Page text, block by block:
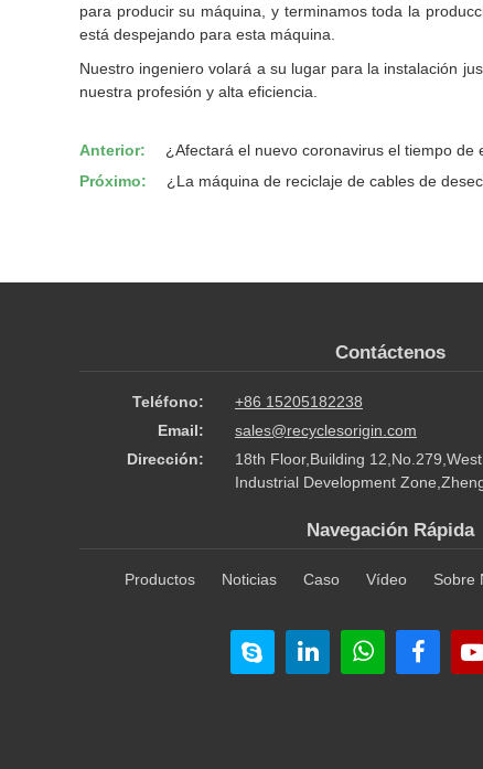
para producir su máquina, y terminamos toda la
está despejando para esta máquina.
Nuestro ingeniero volará a su lugar para la instalación
nuestra profesión y alta eficiencia.
Anterior:
¿Afectará el nuevo coronavirus el tiempo de
Próximo:
¿La máquina de reciclaje de cables de
Contáctenos
Teléfono:
+86 15205182238
Email:
sales@recyclesorigin.com
Dirección:
18th Floor,Building
Industrial Development
Navegación Rápida
Productos Noticias Caso Vídeo Sobre